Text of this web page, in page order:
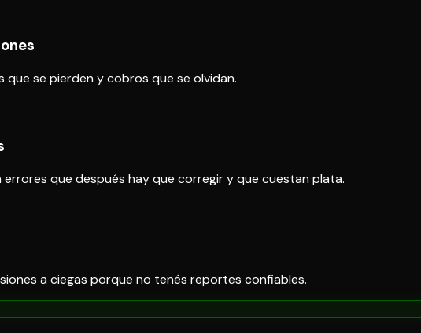
se pierden y cobros que se olvidan.
que después hay que corregir y que cuestan plata.
a ciegas porque no tenés reportes confiables.